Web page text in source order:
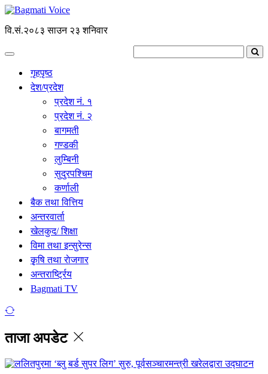
वि.सं.२०८३ साउन २३ शनिवार
गृहपृष्ठ
देश/प्रदेश
प्रदेश नं. १
प्रदेश नं. २
बागमती
गण्डकी
लुम्बिनी
सुदुरपश्चिम
कर्णाली
बैक तथा वित्तिय
अन्तरवार्ता
खेलकुद/ शिक्षा
विमा तथा इन्सुरेन्स
कृृषि तथा राेजगार
अन्तरार्ष्ट्रिय
Bagmati TV
ताजा अपडेट